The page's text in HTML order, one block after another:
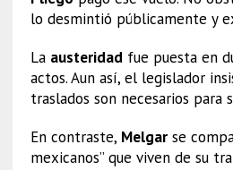
lo desmintió públicamente y
La austeridadfue puesta en
actos. Aun así, el legislador
traslados son necesarios para
En contraste, Melgarse
mexicanos” que viven de su